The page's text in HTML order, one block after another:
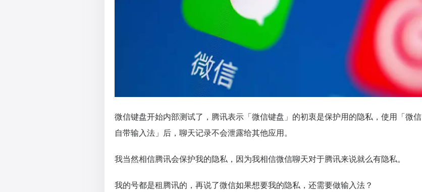
微信键盘开始内部测试了，腾讯表示「微信键盘」的初衷是保护用的隐私，使用「微信
自带输入法」后，聊天记录不会泄露给其他应用。
我当然相信腾讯会保护我的隐私，因为我相信微信聊天对于腾讯来说就么有隐私。
我的号都是租腾讯的，再说了微信如果想要我的隐私，还需要做输入法？